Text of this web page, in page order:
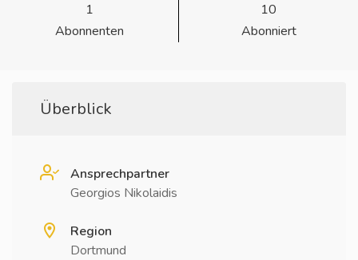
1
Abonnenten
10
Abonniert
Überblick
Ansprechpartner
Georgios Nikolaidis
Region
Dortmund